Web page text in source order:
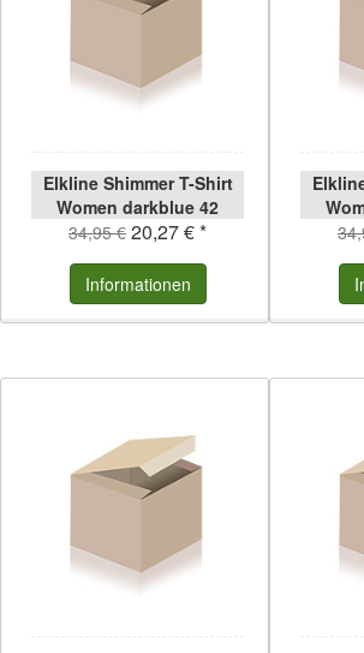
Elkline Shimmer T-Shirt
Women darkblue 42
darkblue | 42
34,95 € 20,27 € *
Informationen